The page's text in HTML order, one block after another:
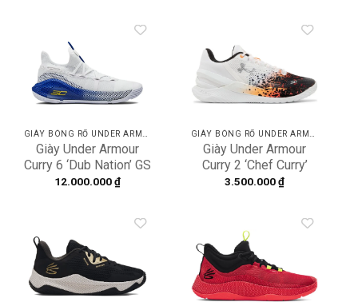
wishlist
Giày Under Armour
Curry 6 ‘Dub Nation’ GS
3020415-103
12.000.000₫
wishlist
Giày Under Armour
Curry 2 ‘Chef Curry’
3026277-100
3.500.000₫
wishlist
wishlist